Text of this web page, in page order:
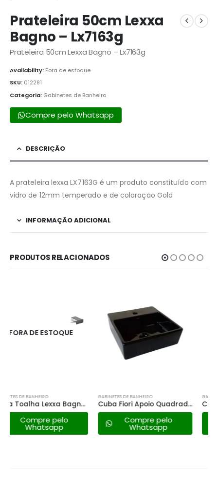
Prateleira 50cm Lexxa
Bagno – Lx7163g
Prateleira 50cm Lexxa Bagno – Lx7163g
Availability: Fora de estoque
SKU: 012281
Categoria: Gabinetes de Banheiro
Compre pelo Whatsapp
DESCRIÇÃO
A prateleira lexxa LX7163G é um produto constituído com
vidro de 12mm temperado e de coloração Gold
INFORMAÇÃO ADICIONAL
PRODUTOS RELACIONADOS
GABINETES DE BANHEIRO
Cuba Fiori Apoio Quadrada 41×41 C/ Mesa Preta
Compre pelo
Whatsapp
GABINETES DE BANHEIRO
Conjunto de Balcão Cewal Ref.910 Bco/thassos – 90cm
Compre pelo
Whatsapp